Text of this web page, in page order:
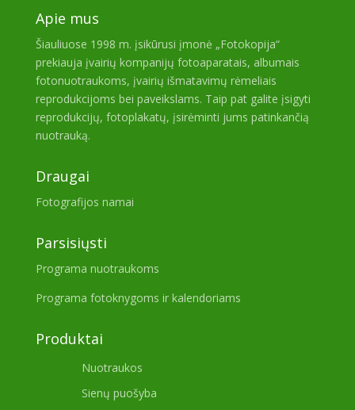
Apie mus
Šiauliuose 1998 m. įsikūrusi įmonė „Fotokopija“
prekiauja įvairių kompanijų fotoaparatais, albumais
fotonuotraukoms, įvairių išmatavimų rėmeliais
reprodukcijoms bei paveikslams. Taip pat galite įsigyti
reprodukcijų, fotoplakatų, įsirėminti jums patinkančią
nuotrauką.
Draugai
Fotografijos namai
Parsisiųsti
Programa nuotraukoms
Programa fotoknygoms ir kalendoriams
Produktai
Nuotraukos
Sienų puošyba